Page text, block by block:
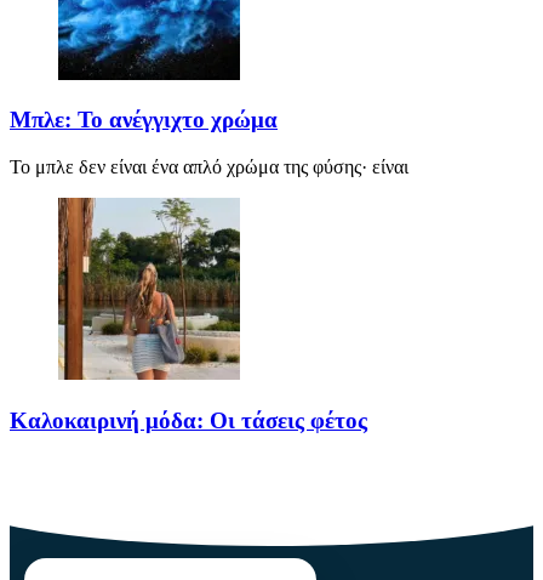
Μπλε: Το ανέγγιχτο χρώμα
Το μπλε δεν είναι ένα απλό χρώμα της φύσης· είναι
Καλοκαιρινή μόδα: Οι τάσεις φέτος